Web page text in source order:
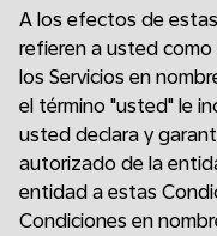
A los efectos de
refieren a usted como
los Servicios en
el término "usted" le
usted declara y
autorizado de la
entidad a estas
Condiciones en